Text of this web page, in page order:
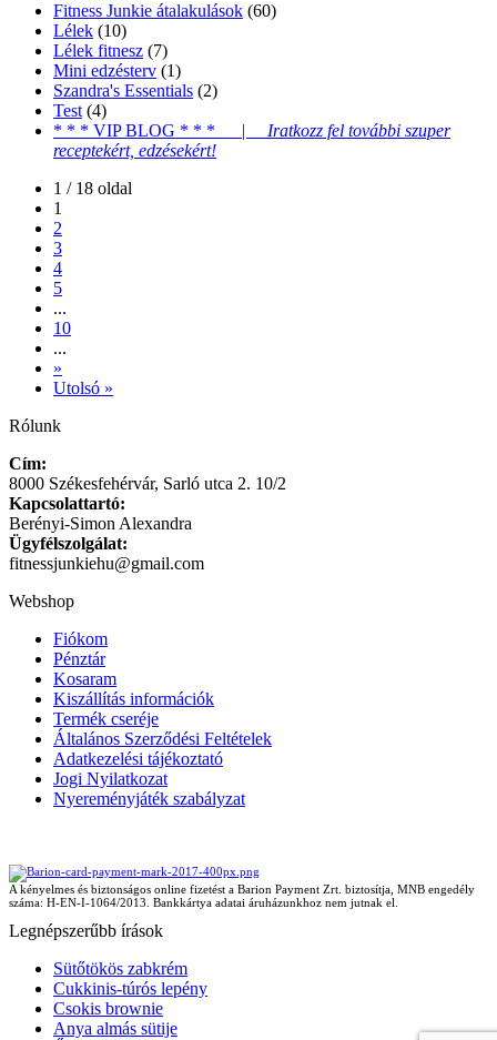
Fitness Junkie átalakulások (60)
Lélek (10)
Lélek fitnesz (7)
Mini edzésterv (1)
Szandra's Essentials (2)
Test (4)
* * * VIP BLOG * * * | Iratkozz fel további szuper
receptekért, edzésekért!
1 / 18 oldal
1
2
3
4
5
...
10
...
»
Utolsó »
Rólunk
Cím:
8000 Székesfehérvár, Sarló utca 2. 10/2
Kapcsolattartó:
Berényi-Simon Alexandra
Ügyfélszolgálat:
fitnessjunkiehu@gmail.com
Webshop
Fiókom
Pénztár
Kosaram
Kiszállítás információk
Termék cseréje
Általános Szerződési Feltételek
Adatkezelési tájékoztató
Jogi Nyilatkozat
Nyereményjáték szabályzat
A kényelmes és biztonságos online fizetést a Barion Payment Zrt. biztosítja, MNB engedély
száma: H-EN-I-1064/2013. Bankkártya adatai áruházunkhoz nem jutnak el.
Legnépszerűbb írások
Sütőtökös zabkrém
Cukkinis-túrós lepény
Csokis brownie
Anya almás sütije